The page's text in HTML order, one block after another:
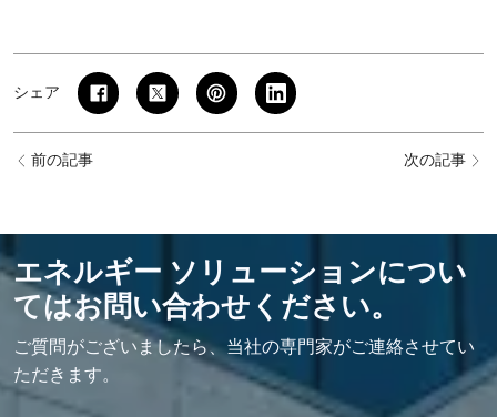
シェア
前の記事 次の記事
エネルギー ソリューションについ
てはお問い合わせください。
ご質問がございましたら、当社の専門家がご連絡させてい
ただきます。